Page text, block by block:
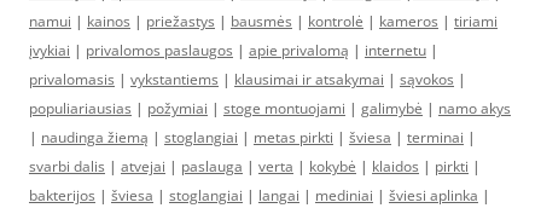
namui | kainos | priežastys | bausmės | kontrolė | kameros | tiriami
įvykiai | privalomos paslaugos | apie privalomą | internetu |
privalomasis | vykstantiems | klausimai ir atsakymai | sąvokos |
populiariausias | požymiai | stoge montuojami | galimybė | namo akys
| naudinga žiemą | stoglangiai | metas pirkti | šviesa | terminai |
svarbi dalis | atvejai | paslauga | verta | kokybė | klaidos | pirkti |
bakterijos | šviesa | stoglangiai | langai | mediniai | šviesi aplinka |